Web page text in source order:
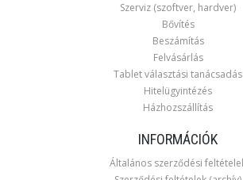
Szerviz (szoftver, hardver)
Bővítés
Beszámítás
Felvásárlás
Tablet választási tanácsadás
Hitelügyintézés
Házhozszállítás
INFORMÁCIÓK
Általános szerződési